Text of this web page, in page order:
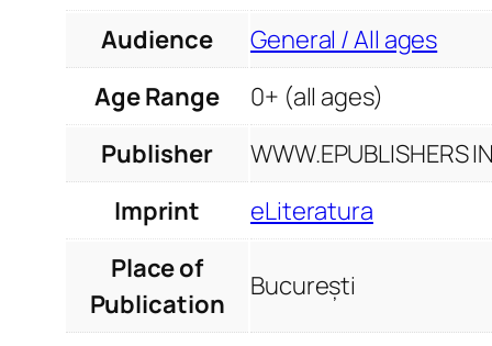
Audience
General / All ages
Age Range
0+ (all ages)
Publisher
WWW.EPUBLISHERS
Imprint
eLiteratura
Place of
Publication
București